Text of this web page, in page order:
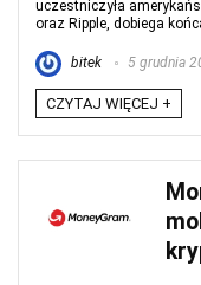
uczestniczyła
oraz Ripple, dobiega
bitek 5 grudnia
CZYTAJ WIĘCEJ +